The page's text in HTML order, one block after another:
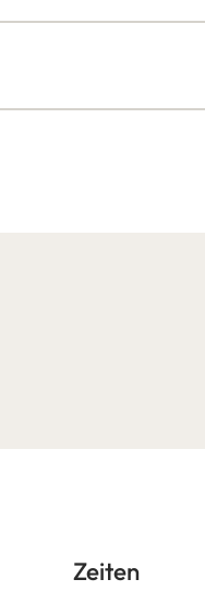
Zeiten